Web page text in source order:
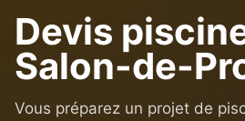
Devis
Salon-de-
Vous préparez un projet de